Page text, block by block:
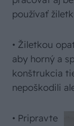
používať
• Žiletkou
aby horný a
konštrukcia
nepoškodili
• Pripravte